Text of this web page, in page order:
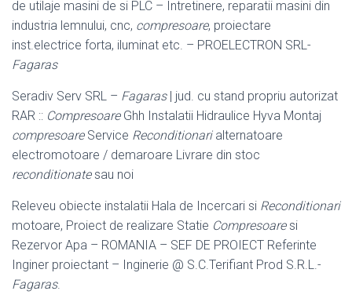
de utilaje masini de si PLC – Intretinere, reparatii masini din
industria lemnului, cnc, compresoare, proiectare
inst.electrice forta, iluminat etc. – PROELECTRON SRL-
Fagaras
Seradiv Serv SRL – Fagaras| jud. cu stand propriu autorizat
RAR :: CompresoareGhh Instalatii Hidraulice Hyva Montaj
compresoareService Reconditionarialternatoare
electromotoare / demaroare Livrare din stoc
reconditionatesau noi
Releveu obiecte instalatii Hala de Incercari si Reconditionari
motoare, Proiect de realizare Statie Compresoaresi
Rezervor Apa – ROMANIA – SEF DE PROIECT Referinte
Inginer proiectant – Inginerie @ S.C.Terifiant Prod S.R.L.-
Fagaras.